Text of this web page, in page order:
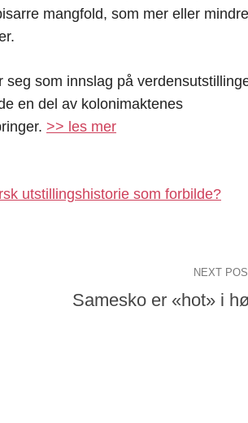
mangfold, som mer eller mindre
som innslag på
en del av kolonimaktenes
>> les mer
utstillingshistorie som forbilde?
NEXT
Samesko er «hot» i